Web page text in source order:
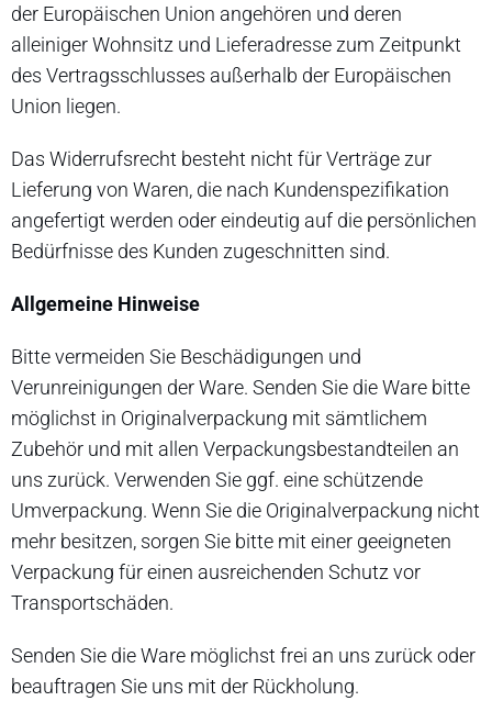
der Europäischen Union angehören und deren
alleiniger Wohnsitz und Lieferadresse zum Zeitpunkt
des Vertragsschlusses außerhalb der Europäischen
Union liegen.
Das Widerrufsrecht besteht nicht für Verträge zur
Lieferung von Waren, die nach Kundenspezifikation
angefertigt werden oder eindeutig auf die persönlichen
Bedürfnisse des Kunden zugeschnitten sind.
Allgemeine Hinweise
Bitte vermeiden Sie Beschädigungen und
Verunreinigungen der Ware. Senden Sie die Ware bitte
möglichst in Originalverpackung mit sämtlichem
Zubehör und mit allen Verpackungsbestandteilen an
uns zurück. Verwenden Sie ggf. eine schützende
Umverpackung. Wenn Sie die Originalverpackung nicht
mehr besitzen, sorgen Sie bitte mit einer geeigneten
Verpackung für einen ausreichenden Schutz vor
Transportschäden.
Senden Sie die Ware möglichst frei an uns zurück oder
beauftragen Sie uns mit der Rückholung.